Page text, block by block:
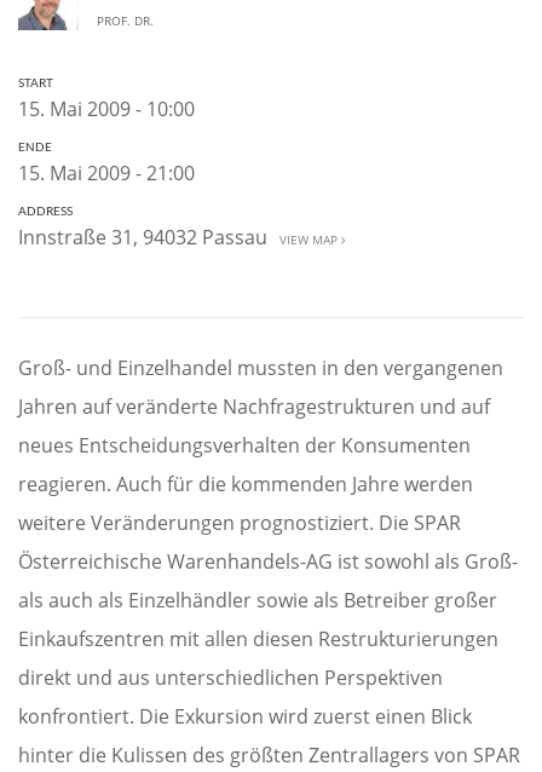
PROF. DR.
START
15. Mai 2009 - 10:00
ENDE
15. Mai 2009 - 21:00
ADDRESS
Innstraße 31, 94032 Passau VIEW MAP
Groß- und Einzelhandel mussten in den vergangenen
Jahren auf veränderte Nachfragestrukturen und auf
neues Entscheidungsverhalten der Konsumenten
reagieren. Auch für die kommenden Jahre werden
weitere Veränderungen prognostiziert. Die SPAR
Österreichische Warenhandels-AG ist sowohl als Groß-
als auch als Einzelhändler sowie als Betreiber großer
Einkaufszentren mit allen diesen Restrukturierungen
direkt und aus unterschiedlichen Perspektiven
konfrontiert. Die Exkursion wird zuerst einen Blick
hinter die Kulissen des größten Zentrallagers von SPAR